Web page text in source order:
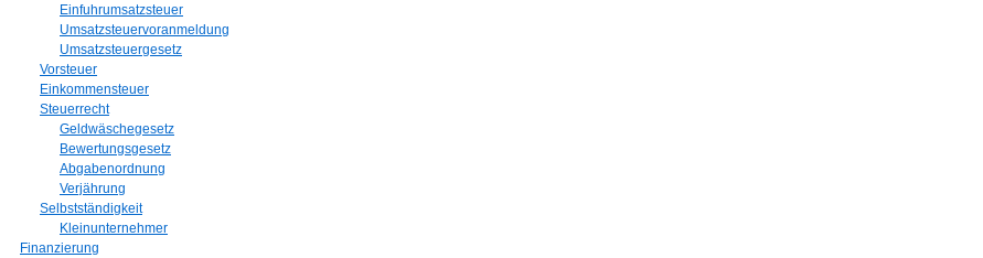
Einfuhrumsatzsteuer
Umsatzsteuervoranmeldung
Umsatzsteuergesetz
Vorsteuer
Einkommensteuer
Steuerrecht
Geldwäschegesetz
Bewertungsgesetz
Abgabenordnung
Verjährung
Selbstständigkeit
Kleinunternehmer
Finanzierung